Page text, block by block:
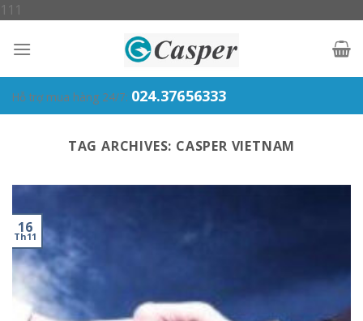
111
content
Hỗ trợ mua hàng 24/7: 024.37656333
TAG ARCHIVES: CASPER VIETNAM
16
Th11